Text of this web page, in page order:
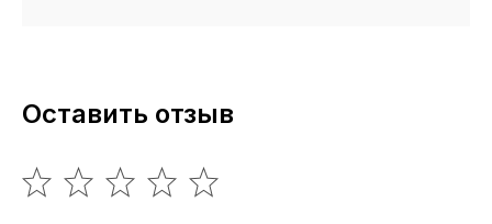
Оставить отзыв